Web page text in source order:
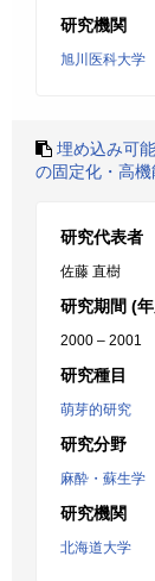
研究機関
旭川医科大学
埋め込み可
の固定化・高
研究代表者
佐藤 直樹
研究期間 (
2000 – 2001
研究種目
萌芽的研究
研究分野
麻酔・蘇生学
研究機関
北海道大学